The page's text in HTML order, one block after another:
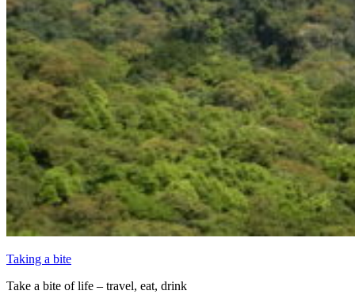
Taking a bite
Take a bite of life – travel, eat, drink